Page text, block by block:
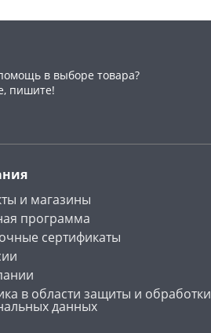
в выборе товара?
пишите!
и магазины
программа
сертификаты
в области защиты и обработки
данных